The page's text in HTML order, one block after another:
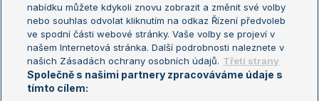
Aktualní trendy
Fotbalové přestupy
Livesport Daily
LS Prague Open
nabídku můžete kdykoli znovu zobrazit a změnit své volby
nebo souhlas odvolat kliknutím na odkaz Řízení předvoleb
ve spodní části webové stránky. Vaše volby se projeví v
našem Internetová stránka. Další podrobnosti naleznete v
našich Zásadách ochrany osobních údajů. Třetí strany
Společně s našimi partnery zpracováváme údaje s
tímto cílem: